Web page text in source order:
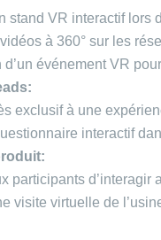
stand VR interactif lors
à 360° sur les
événement VR
exclusif à une
interactif
participants
visite virtuelle de